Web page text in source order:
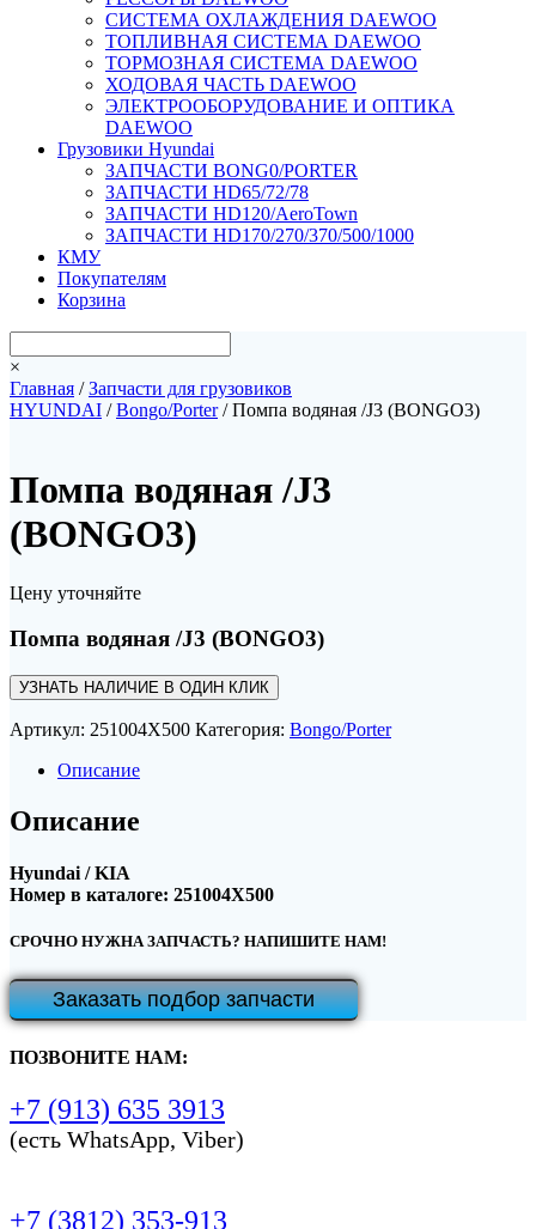
СИСТЕМА ОХЛАЖДЕНИЯ DAEWOO
ТОПЛИВНАЯ СИСТЕМА DAEWOO
ТОРМОЗНАЯ СИСТЕМА DAEWOO
ХОДОВАЯ ЧАСТЬ DAEWOO
ЭЛЕКТРООБОРУДОВАНИЕ И ОПТИКА
DAEWOO
Грузовики Hyundai
ЗАПЧАСТИ BONG0/PORTER
ЗАПЧАСТИ HD65/72/78
ЗАПЧАСТИ HD120/AeroTown
ЗАПЧАСТИ HD170/270/370/500/1000
КМУ
Покупателям
Корзина
×
Главная /Запчасти для грузовиков
HYUNDAI /Bongo/Porter/ Помпа водяная /J3 (BONGO3)
Помпа водяная /J3
(BONGO3)
Цену уточняйте
Помпа водяная /J3 (BONGO3)
УЗНАТЬ НАЛИЧИЕ В ОДИН КЛИК
Артикул: 251004X500 Категория: Bongo/Porter
Описание
Описание
Hyundai / KIA
Номер в каталоге: 251004X500
СРОЧНО НУЖНА ЗАПЧАСТЬ? НАПИШИТЕ НАМ!
Заказать подбор запчасти
ПОЗВОНИТЕ НАМ:
+7 (913) 635 3913
(есть WhatsApp, Viber)
+7 (3812) 353-913